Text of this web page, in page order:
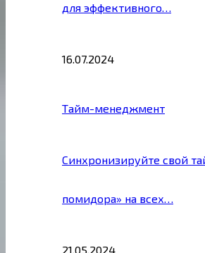
для эффективного…
16.07.2024
Тайм-менеджмент
Синхронизируйте свой
помидора» на всех…
21.05.2024